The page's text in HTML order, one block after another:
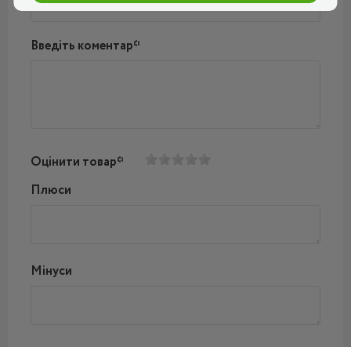
Введіть коментар*
Оцінити товар*
Плюси
Мінуси